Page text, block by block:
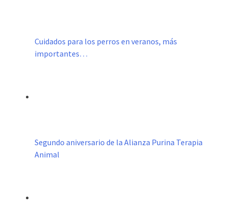
Cuidados para los perros en veranos, más
importantes…
Segundo aniversario de la Alianza Purina Terapia
Animal